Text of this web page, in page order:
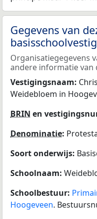
Gegevens van
Organisatiegegevens
andere informatie van
Vestigingsnaam:
Weidebloem in
BRIN en
Denominatie:
Soort onderwijs:
Schoolnaam:
Schoolbestuur:
Hoogeveen.